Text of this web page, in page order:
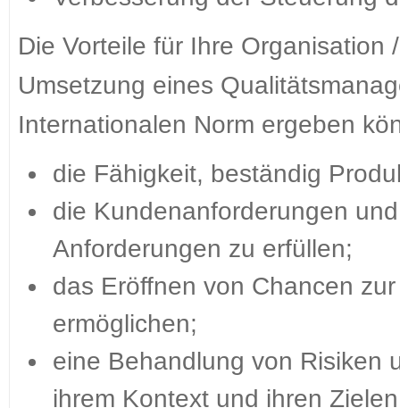
Die Vorteile für Ihre
Umsetzung eines
Internationalen Norm ergeben
die Fähigkeit, beständig
die Kundenanforderungen
Anforderungen zu erfüllen;
das Eröffnen von Chancen
ermöglichen;
eine Behandlung von Risiken
ihrem Kontext und ihren